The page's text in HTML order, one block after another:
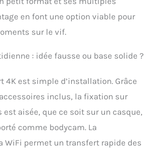
quotidiens avec cette
mini caméra. 【HOUSSE
ÉTANCHE : JUSQU'À 30 M
Equipée de sa housse
étanche, elle devient une
activités sous-marines
ou nautiques. Important
: L'appareil lui-même
n'est pas étanche – la
housse le protège en
toute sécurité jusqu'à
30 mètres de
en font une option viable pour
sur le vif.
: idée fausse ou base solide ?
4K est simple d’installation. Grâce
inclus, la fixation sur
aisée, que ce soit sur un casque,
comme bodycam. La
WiFi permet un transfert rapide des